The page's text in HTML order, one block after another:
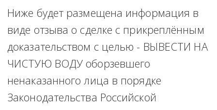
Ниже будет размещена информация в
виде отзыва о сделке с прикреплённым
доказательством с целью - ВЫВЕСТИ НА
ЧИСТУЮ ВОДУ оборзевшего
ненаказанного лица в порядке
Законодательства Российской